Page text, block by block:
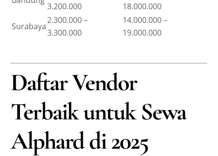
3.200.000
18.000.000
Surabaya
2.300.000 –
3.300.000
14.000.000 –
19.000.000
Daftar Vendor
Terbaik untuk Sewa
Alphard di 2025